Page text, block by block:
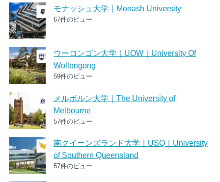
モナッシュ大学｜Monash University
67件のビュー
ウーロンゴン大学｜UOW｜University Of
Wollongong
59件のビュー
メルボルン大学｜The University of
Melbourne
57件のビュー
南クイーンズランド大学｜USQ｜University
of Southern Queensland
57件のビュー